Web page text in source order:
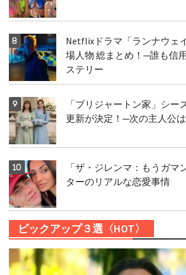
Netflixドラマ「ランナウェ
場人物 総まとめ！─誰も信
ステリー
「ブリジャートン家」シー
更新が決定！─次の主人公
「ザ・ジレンマ：もうガマ
ターのリアルな恋愛事情
ピックアップ３選〈HOT〉